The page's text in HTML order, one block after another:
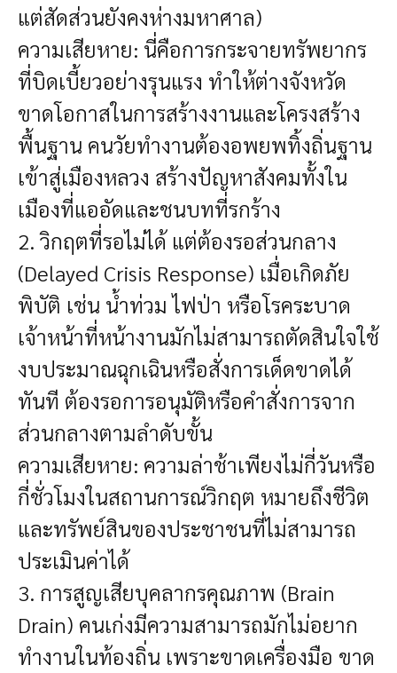
แต่สัดส่วนยังคงห่างมหาศาล)
ความเสียหาย: นี่คือการกระจายทรัพยากร
ที่บิดเบี้ยวอย่างรุนแรง ทำให้ต่างจังหวัด
ขาดโอกาสในการสร้างงานและโครงสร้าง
พื้นฐาน คนวัยทำงานต้องอพยพทิ้งถิ่นฐาน
เข้าสู่เมืองหลวง สร้างปัญหาสังคมทั้งใน
เมืองที่แออัดและชนบทที่รกร้าง
2. วิกฤตที่รอไม่ได้ แต่ต้องรอส่วนกลาง
(Delayed Crisis Response) เมื่อเกิดภัย
พิบัติ เช่น น้ำท่วม ไฟป่า หรือโรคระบาด
เจ้าหน้าที่หน้างานมักไม่สามารถตัดสินใจใช้
งบประมาณฉุกเฉินหรือสั่งการเด็ดขาดได้
ทันที ต้องรอการอนุมัติหรือคำสั่งการจาก
ส่วนกลางตามลำดับขั้น
ความเสียหาย: ความล่าช้าเพียงไม่กี่วันหรือ
กี่ชั่วโมงในสถานการณ์วิกฤต หมายถึงชีวิต
และทรัพย์สินของประชาชนที่ไม่สามารถ
ประเมินค่าได้
3. การสูญเสียบุคลากรคุณภาพ (Brain
Drain) คนเก่งมีความสามารถมักไม่อยาก
ทำงานในท้องถิ่น เพราะขาดเครื่องมือ ขาด